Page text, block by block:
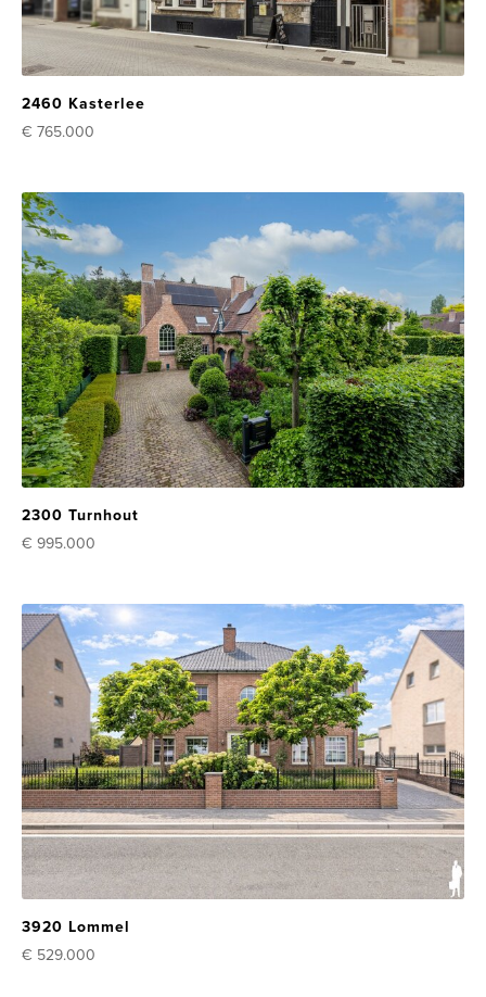
2460 Kasterlee
€ 765.000
2300 Turnhout
€ 995.000
3920 Lommel
€ 529.000